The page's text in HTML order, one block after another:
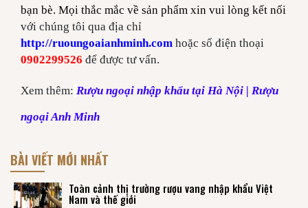
bạn bè. Mọi thắc mắc về sản phẩm xin vui lòng kết nối
với chúng tôi qua địa chỉ
http://ruoungoaianhminh.com hoặc số điện thoại
0902299526 để được tư vấn.
Xem thêm: Rượu ngoại nhập khẩu tại Hà Nội | Rượu
ngoại Anh Minh
BÀI VIẾT MỚI NHẤT
Toàn cảnh thị trường rượu vang nhập khẩu Việt
Nam và thế giới